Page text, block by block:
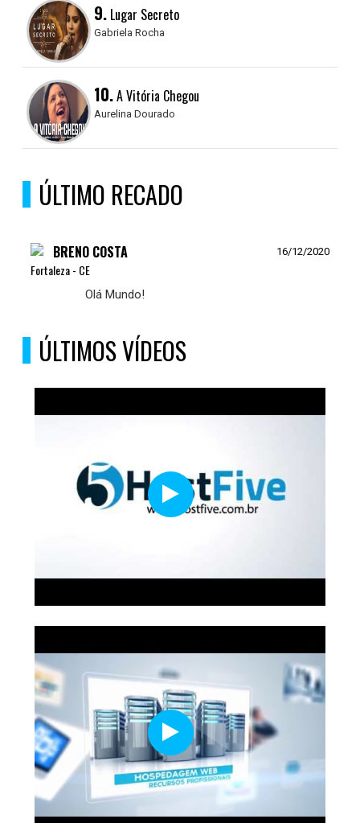
9. Lugar Secreto
Gabriela Rocha
10.A Vitória Chegou
Aurelina Dourado
ÚLTIMO RECADO
BRENO COSTA 16/12/2020
Fortaleza - CE
Olá Mundo!
ÚLTIMOS VÍDEOS